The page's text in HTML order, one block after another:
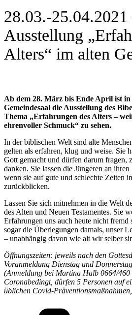
28.03.-25.04.2021
Ausstellung
Alters“ im alten
Ab dem 28. März bis Ende April ist in
Gemeindesaal die Ausstellung des
Thema „Erfahrungen des Alters –
ehrenvoller Schmuck“ zu sehen.
In der biblischen Welt sind alte
gelten als erfahren, klug und weise. Sie
Gott gemacht und dürfen darum fragen,
danken. Sie lassen die Jüngeren an
wenn sie auf gute und schlechte Zeiten
zurückblicken.
Lassen Sie sich mitnehmen in die Welt
des Alten und Neuen Testamentes. Sie
Erfahrungen uns auch heute nicht
sogar die Überlegungen damals, unser
– unabhängig davon wie alt wir selber
Öffnungszeiten: jeweils nach den
Voranmeldung Dienstag und
(Anmeldung bei Martina Halb 0664/
Coronabedingt, dürfen 5 Personen auf
üblichen Covid-